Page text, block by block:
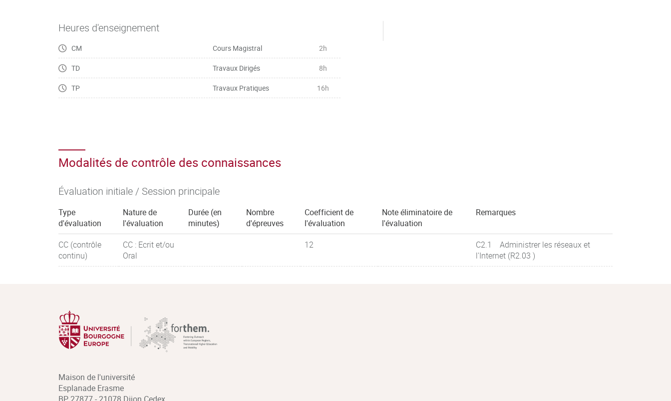
Heures d'enseignement
CM Cours Magistral 2h
TD Travaux Dirigés 8h
TP Travaux Pratiques 16h
Modalités de contrôle des connaissances
Évaluation initiale / Session principale
Type
d'évaluation
Nature de
l'évaluation
Durée (en
minutes)
Nombre
d'épreuves
Coefficient de
l'évaluation
Note éliminatoire de
l'évaluation
Remarques
CC (contrôle
continu)
CC : Ecrit et/ou
Oral
12
C2.1 Administrer les réseaux et
l'Internet (R2.03 )
Maison de l'université
Esplanade Erasme